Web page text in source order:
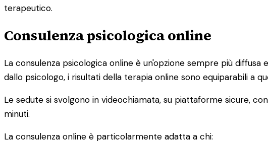
terapeutico.
Consulenza psicologica online
La consulenza psicologica online è un'opzione sempre più
dallo psicologo, i risultati della terapia online sono equiparabili a
Le sedute si svolgono in videochiamata, su piattaforme sicure,
minuti.
La consulenza online è particolarmente adatta a chi: